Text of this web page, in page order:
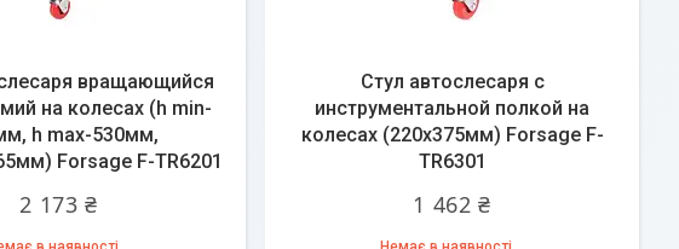
вращающийся
на колесах (h min-
h max-530мм,
Forsage F-TR6201
2 173 ₴
Стул автослесаря с
инструментальной полкой на
колесах (220х375мм) Forsage F-
TR6301
1 462 ₴